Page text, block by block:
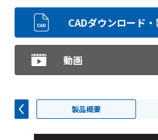
CADダウンロード
動画
製品概要